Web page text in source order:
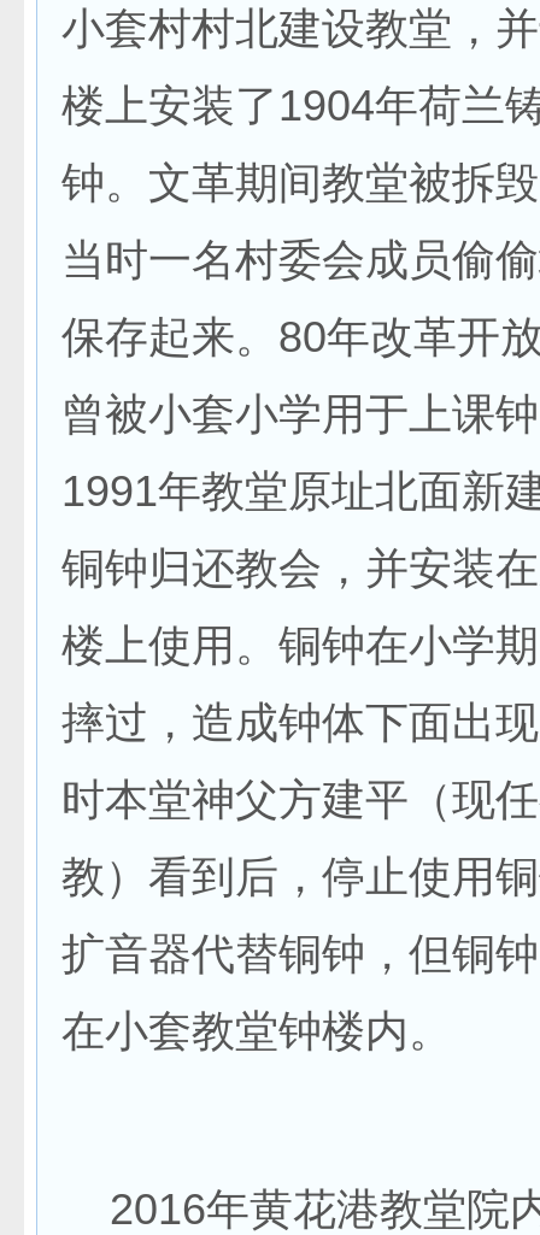
小套村村北建设教堂，
楼上安装了1904年荷兰
钟。文革期间教堂被拆
当时一名村委会成员偷
保存起来。80年改革开
曾被小套小学用于上课
1991年教堂原址北面新
铜钟归还教会，并安装
楼上使用。铜钟在小学
摔过，造成钟体下面出
时本堂神父方建平（现
教）看到后，停止使用
扩音器代替铜钟，但铜
在小套教堂钟楼内。
2016年黄花港教堂院